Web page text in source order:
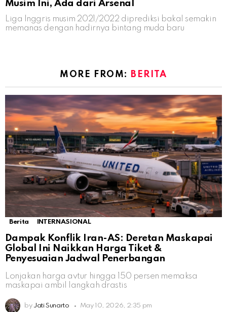
Musim Ini, Ada dari Arsenal
Liga Inggris musim 2021/2022 diprediksi bakal semakin
memanas dengan hadirnya bintang muda baru
MORE FROM: BERITA
Berita INTERNASIONAL
Dampak Konflik Iran-AS: Deretan Maskapai
Global Ini Naikkan Harga Tiket &
Penyesuaian Jadwal Penerbangan
Lonjakan harga avtur hingga 150 persen memaksa
maskapai ambil langkah drastis
by Jati Sunarto May 10, 2026, 2:35 pm